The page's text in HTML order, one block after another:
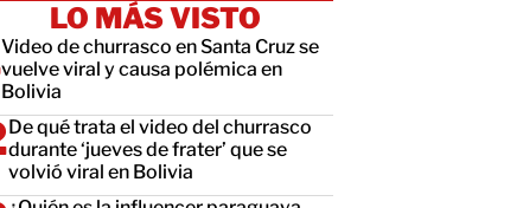
LO MÁS VISTO
Video de churrasco en Santa Cruz se
vuelve viral y causa polémica en
Bolivia
De qué trata el video del churrasco
durante ‘jueves de frater’ que se
volvió viral en Bolivia